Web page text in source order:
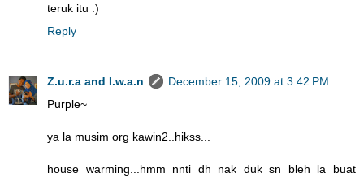
teruk itu :)
Reply
Z.u.r.a and I.w.a.n
December 15, 2009 at 3:42 PM
Purple~
ya la musim org kawin2..hikss...
house warming...hmm nnti dh nak duk sn bleh la buat